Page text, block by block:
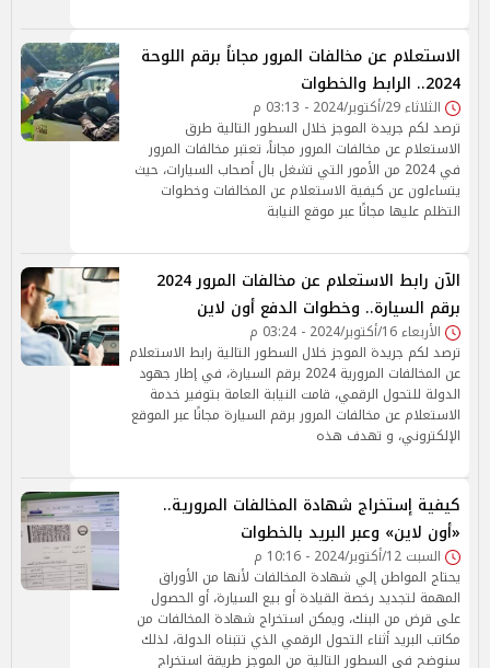
الاستعلام عن مخالفات المرور مجاناً برقم اللوحة
2024.. الرابط والخطوات
الثلاثاء 29/أكتوبر/2024 - 03:13 م
ترصد لكم جريدة الموجز خلال السطور التالية طرق
الاستعلام عن مخالفات المرور مجاناً، تعتبر مخالفات المرور
في 2024 من الأمور التي تشغل بال أصحاب السيارات، حيث
يتساءلون عن كيفية الاستعلام عن المخالفات وخطوات
التظلم عليها مجانًا عبر موقع النيابة
الآن رابط الاستعلام عن مخالفات المرور 2024
برقم السيارة.. وخطوات الدفع أون لاين
الأربعاء 16/أكتوبر/2024 - 03:24 م
ترصد لكم جريدة الموجز خلال السطور التالية رابط الاستعلام
عن المخالفات المرورية 2024 برقم السيارة، في إطار جهود
الدولة للتحول الرقمي، قامت النيابة العامة بتوفير خدمة
الاستعلام عن مخالفات المرور برقم السيارة مجانًا عبر الموقع
الإلكتروني، و تهدف هذه
كيفية إستخراج شهادة المخالفات المرورية..
«أون لاين» وعبر البريد بالخطوات
السبت 12/أكتوبر/2024 - 10:16 م
يحتاج المواطن إلي شهادة المخالفات لأنها من الأوراق
المهمة لتجديد رخصة القيادة أو بيع السيارة، أو الحصول
على قرض من البنك، ويمكن استخراج شهادة المخالفات من
مكاتب البريد أثناء التحول الرقمي الذي تتبناه الدولة، لذلك
سنوضح في السطور التالية من الموجز طريقة استخراج